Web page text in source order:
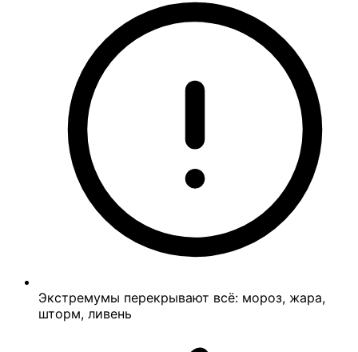
Экстремумы перекрывают всё: мороз, жара,
шторм, ливень